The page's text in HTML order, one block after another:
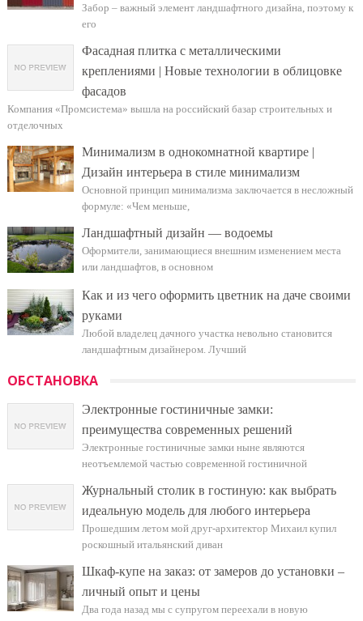
Забор – важный элемент ландшафтного дизайна, поэтому к
его
Фасадная плитка с металлическими
креплениями | Новые технологии в облицовке
фасадов
Компания «Промсистема» вышла на российский базар строительных и
отделочных
Минимализм в однокомнатной квартире |
Дизайн интерьера в стиле минимализм
Основной принцип минимализма заключается в несложный
формуле: «Чем меньше,
Ландшафтный дизайн — водоемы
Оформители, занимающиеся внешним изменением места
или ландшафтов, в основном
Как и из чего оформить цветник на даче своими
руками
Любой владелец дачного участка невольно становится
ландшафтным дизайнером. Лучший
ОБСТАНОВКА
Электронные гостиничные замки:
преимущества современных решений
Электронные гостиничные замки ныне являются
неотъемлемой частью современной гостиничной
Журнальный столик в гостиную: как выбрать
идеальную модель для любого интерьера
Прошедшим летом мой друг-архитектор Михаил купил
роскошный итальянский диван
Шкаф-купе на заказ: от замеров до установки –
личный опыт и цены
Два года назад мы с супругом переехали в новую